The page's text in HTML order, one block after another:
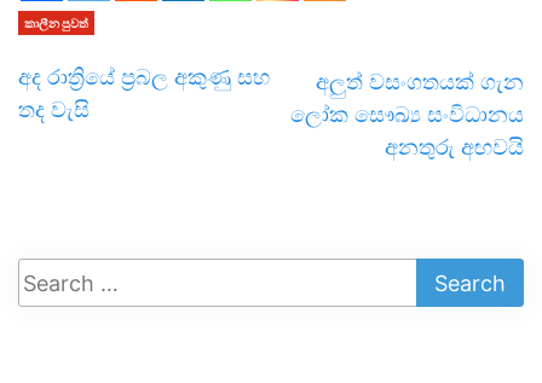
කාලීන පුවත්
අද රාත්‍රියේ ප්‍රබල අකුණු සහ
තද වැසි
අලුත් වසංගතයක් ගැන
ලෝක සෞඛ්‍ය සංවිධානය
අනතුරු අඟවයි